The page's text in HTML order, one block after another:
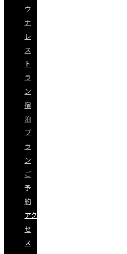
ウ
ナ
レ
ス
ト
ラ
ン
宿
泊
プ
ラ
ン
ご
予
約
アク
セ
ス